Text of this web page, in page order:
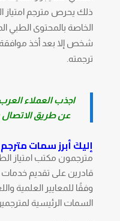
ذلك يحرص مترجم امتياز
الخاصة بالمحتوى الطبي
شخص إلا بعد أخذ
ترجمته.
اجذب العملاء
عن طريق الاتصال
إليكَ أبرز سمات
مترجمون مكتب امتياز
قادرين على تقديم
وفقًا للمعايير العلمية
السمات الرئيسية